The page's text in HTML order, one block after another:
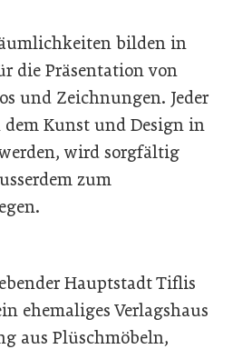
bilden in
die Präsentation von
und Zeichnungen. Jeder
dem Kunst und Design in
wird sorgfältig
zum
Hauptstadt Tiflis
ehemaliges Verlagshaus
aus Plüschmöbeln,